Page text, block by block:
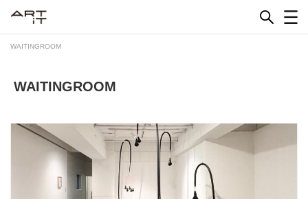
WAITINGROOM
WAITINGROOM